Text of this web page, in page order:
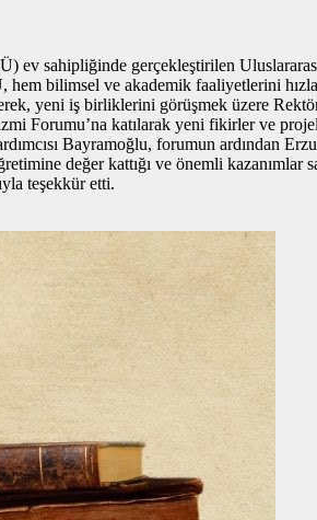
sahipliğinde gerçekleştirilen
hem bilimsel ve akademik faaliyetlerini
yeni iş birliklerini görüşmek üzere
Forumu’na katılarak yeni fikirler ve
Bayramoğlu, forumun ardından
değer kattığı ve önemli kazanımlar
teşekkür etti.